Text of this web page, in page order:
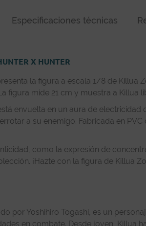
Especificaciones técnicas
X HUNTER
la figura a escala 1/8 de Killua
figura mide 21 cm y muestra a
envuelta en un aura de
a su enemigo. Fabricada en
como la expresión de
¡Hazte con la figura de Killua
por Yoshihiro Togashi, es un
en combate. Desde joven, Killua